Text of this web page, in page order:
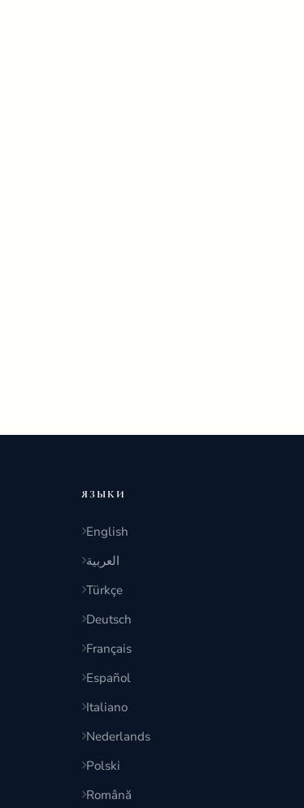
ЯЗЫКИ
English
العربية
Türkçe
Deutsch
Français
Español
Italiano
Nederlands
Polski
Română